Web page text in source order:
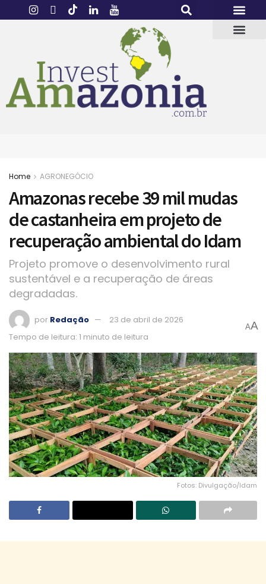
Home AGRONEGÓCIO
Amazonas recebe 39 mil mudas
de castanheira em projeto de
recuperação ambiental do Idam
Projeto promove o desenvolvimento rural
sustentável e a recuperação de áreas
degradadas.
por Redação
23 de abril de 2026
Tempo de leitura: 1 minuto de leitura
AA
Fotos: Divulgação/Idam